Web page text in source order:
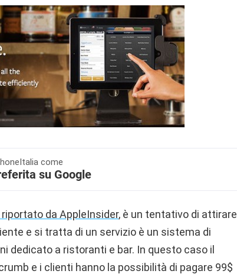
come
su Google
da AppleInsider, è un tentativo di attirare
e si tratta di un servizio è un sistema di
dedicato a ristoranti e bar. In questo caso il
e i clienti hanno la possibilità di pagare 99$